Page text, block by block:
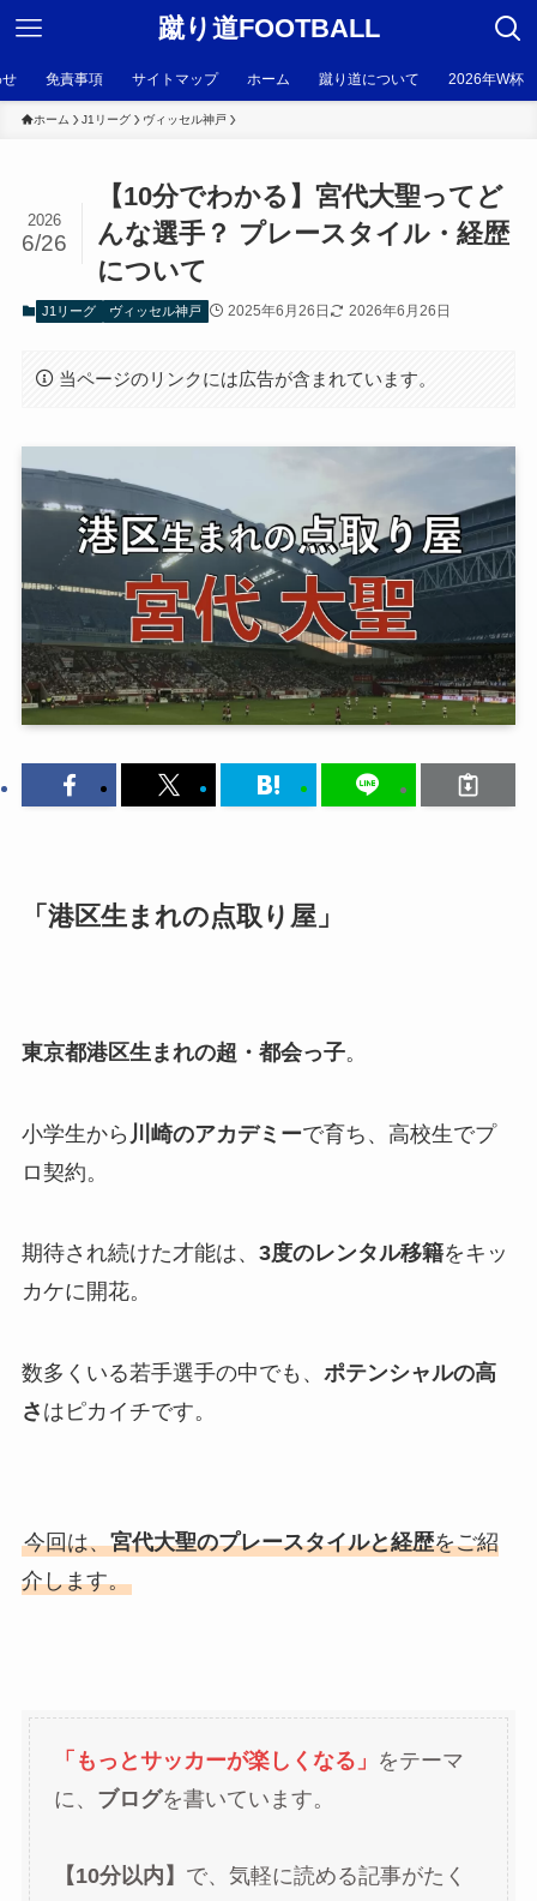
蹴り道FOOTBALL
免責事項 サイトマップ ホーム 蹴り道について 2026年W杯
ホーム J1リーグ ヴィッセル神戸
【10分でわかる】宮代大聖ってど
んな選手？ プレースタイル・経歴
について
2026
6/26
J1リーグ ヴィッセル神戸 2025年6月26日 2026年6月26日
当ページのリンクには広告が含まれています。
「港区生まれの点取り屋」
東京都港区生まれの超・都会っ子。
小学生から 川崎のアカデミーで育ち、高校生でプ
ロ契約。
期待され続けた才能は、 3度のレンタル移籍をキッ
カケに開花。
数多くいる若手選手の中でも、 ポテンシャルの高
さ はピカイチです。
今回は、宮代大聖のプレースタイルと経歴をご紹
介します。
「もっとサッカーが楽しくなる」 をテーマ
に、 ブログを書いています。
【10分以内】 で、気軽に読める記事がたく